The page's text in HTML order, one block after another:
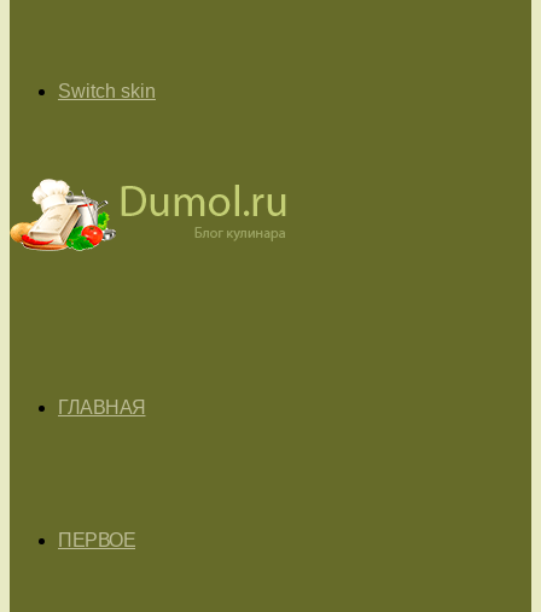
Switch skin
ГЛАВНАЯ
ПЕРВОЕ